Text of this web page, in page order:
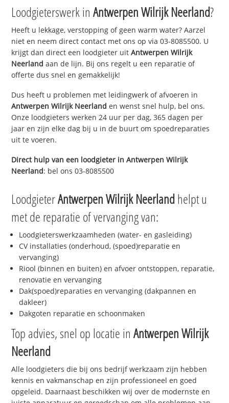
Loodgieterswerk inAntwerpen Wilrijk Neerland?
Heeft u lekkage, verstopping of geen warm water? Aarzel
niet en neem direct contact met ons op via 03-8085500. U
krijgt dan direct een loodgieter uitAntwerpen Wilrijk
Neerland aan de lijn. Bij ons regelt u een reparatie of
offerte dus snel en gemakkelijk!
Dus heeft u problemen met leidingwerk of afvoeren in
Antwerpen Wilrijk Neerland en wenst snel hulp, bel ons.
Onze loodgieters werken 24 uur per dag, 365 dagen per
jaar en zijn elke dag bij u in de buurt om spoedreparaties
uit te voeren.
Direct hulp van een loodgieter inAntwerpen Wilrijk
Neerland: bel ons 03-8085500
LoodgieterAntwerpen Wilrijk Neerlandhelpt u
met de reparatie of vervanging van:
Loodgieterswerkzaamheden (water- en gasleiding)
CV installaties (onderhoud, (spoed)reparatie en
vervanging)
Riool (binnen en buiten) en afvoer ontstoppen, reparatie,
renovatie en vervanging
Dak(spoed)reparaties en vervanging (dakpannen en
dakleer)
Dakgoten reparatie en schoonmaken
Top advies, snel op locatie inAntwerpen Wilrijk
Neerland
Alle loodgieters die bij ons bedrijf werkzaam zijn hebben
kennis en vakmanschap en zijn professioneel en goed
opgeleid. Daarnaast beschikken wij over de modernste en